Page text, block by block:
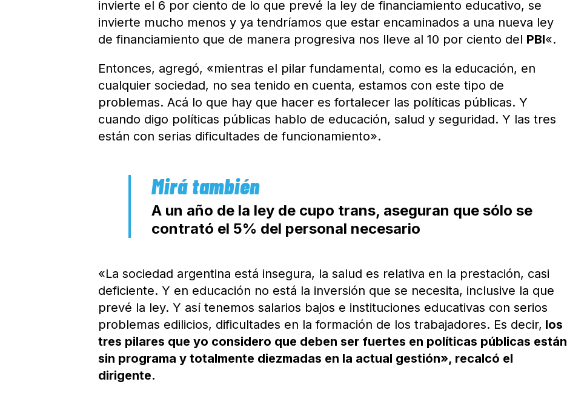
invierte el 6 por ciento de lo que prevé la ley de financiamiento educativo, se
invierte mucho menos y ya tendríamos que estar encaminados a una nueva ley
de financiamiento que de manera progresiva nos lleve al 10 por ciento del PBI«.
Entonces, agregó, «mientras el pilar fundamental, como es la educación, en
cualquier sociedad, no sea tenido en cuenta, estamos con este tipo de
problemas. Acá lo que hay que hacer es fortalecer las políticas públicas. Y
cuando digo políticas públicas hablo de educación, salud y seguridad. Y las tres
están con serias dificultades de funcionamiento».
A un año de la ley de cupo trans, aseguran que sólo se
contrató el 5% del personal necesario
«La sociedad argentina está insegura, la salud es relativa en la prestación, casi
deficiente. Y en educación no está la inversión que se necesita, inclusive la que
prevé la ley. Y así tenemos salarios bajos e instituciones educativas con serios
problemas edilicios, dificultades en la formación de los trabajadores. Es decir, los
tres pilares que yo considero que deben ser fuertes en políticas públicas están
sin programa y totalmente diezmadas en la actual gestión», recalcó el
dirigente.